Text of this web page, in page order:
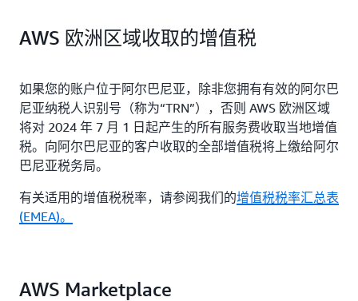
AWS 欧洲区域收取的增值税
如果您的账户位于阿尔巴尼亚，除非您拥有有效的阿尔巴
尼亚纳税人识别号（称为“TRN”），否则 AWS 欧洲区域
将对 2024 年 7 月 1 日起产生的所有服务费收取当地增值
税。向阿尔巴尼亚的客户收取的全部增值税将上缴给阿尔
巴尼亚税务局。
有关适用的增值税税率，请参阅我们的增值税税率汇总表
(EMEA)。
AWS Marketplace